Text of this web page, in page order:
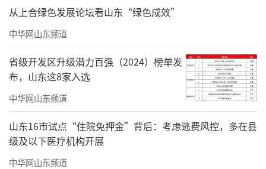
瞬间点燃孩子的好奇与欢笑
北极熊既是冰雪世界的王者
又是圆滚可爱的人类伙伴
仿佛是由最纯净的雪花凝结而成
讲述着自然界关于赤诚与纯粹的奥妙
从上合绿色发展论坛看山东“绿色成效”
中华网山东频道
省级开发区升级潜力百强（2024）榜单发
布，山东这8家入选
中华网山东频道
山东16市试点“住院免押金”背后：考虑逃费风控，多在县
级及以下医疗机构开展
中华网山东频道